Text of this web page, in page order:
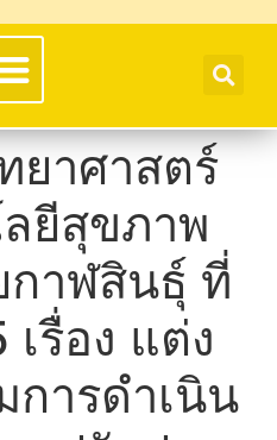
ยาศาสตร์
ยีสุขภาพ
าฬสินธุ์ ที่
รื่อง แต่ง
ารดำเนิน